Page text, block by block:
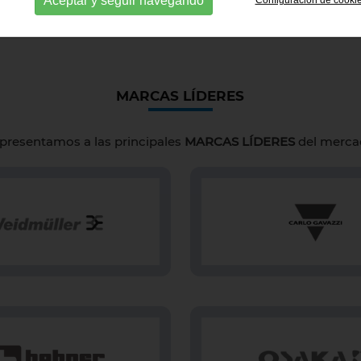
MARCAS LÍDERES
a las principales MARCAS LÍDERESdel